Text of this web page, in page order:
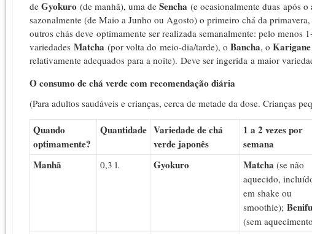
de Gyokuro (de manhã), uma de Sencha (e ocasionalmente duas após
sazonalmente (de Maio a Junho ou Agosto) o primeiro chá da primavera,
outros chás deve optimamente ser realizada semanalmente: pelo menos
variedades Matcha (por volta do meio-dia/tarde), o Bancha, o Karigane
relativamente adequados para a noite). Deve ser ingerida a maior
O consumo de chá verde com recomendação diária
(Para adultos saudáveis e crianças, cerca de metade da dose. Crianças
Quando
optimamente?
Quantidade Variedade de chá
verde japonês
1 a 2 vezes por
semana
Manhã
0,3 l. Gyokuro Matcha (se não
aquecido,
em shake ou
smoothie);
(sem